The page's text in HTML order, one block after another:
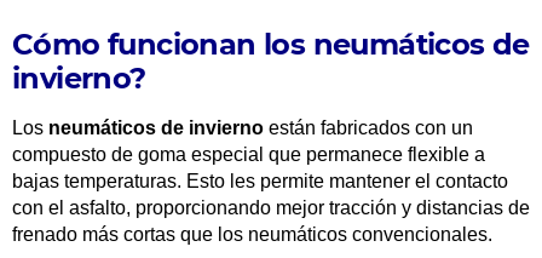
Cómo funcionan los neumáticos de
invierno?
Los neumáticos de invierno están fabricados con un
compuesto de goma especial que permanece flexible a
bajas temperaturas. Esto les permite mantener el contacto
con el asfalto, proporcionando mejor tracción y distancias de
frenado más cortas que los neumáticos convencionales.